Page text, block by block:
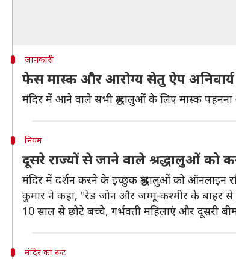
जानकारी
फेस मास्क और आरोग्य सेतु ऐप अनिवार्य
मंदिर में आने वाले सभी श्रद्धालुओं के लिए मास्क
नियम
दूसरे राज्यों से जाने वाले श्रद्धालुओं को
मंदिर में दर्शन करने के इच्छुक श्रद्धालुओं को ऑनलाइन
कुमार ने कहा, "रेड जोन और जम्मू-कश्मीर के बाहर से
10 साल से छोटे बच्चे, गर्भवती महिलाएं और दूसरी
मंदिर का रूट